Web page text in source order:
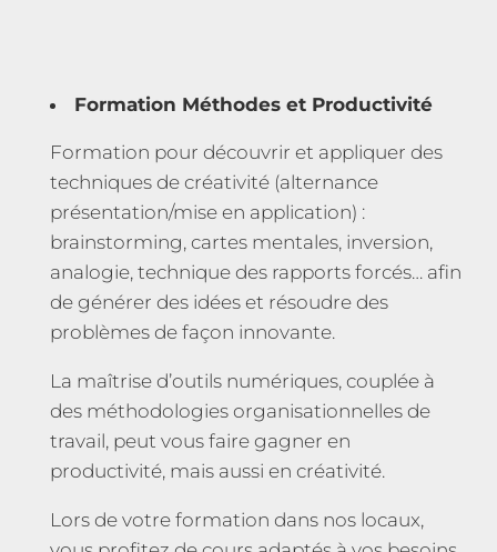
Formation Méthodes et Productivité
Formation pour découvrir et appliquer des
techniques de créativité (alternance
présentation/mise en application) :
brainstorming, cartes mentales, inversion,
analogie, technique des rapports forcés… afin
de générer des idées et résoudre des
problèmes de façon innovante.
La maîtrise d’outils numériques, couplée à
des méthodologies organisationnelles de
travail, peut vous faire gagner en
productivité, mais aussi en créativité.
Lors de votre formation dans nos locaux,